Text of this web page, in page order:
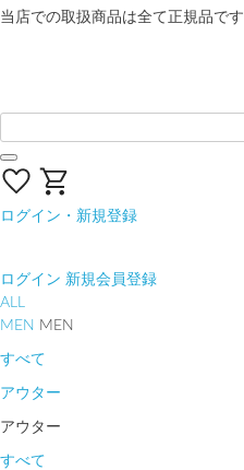
当店での取扱商品は全て正規品です
ログイン・新規登録
ログイン 新規会員登録
ALL
MEN MEN
すべて
アウター
アウター
すべて